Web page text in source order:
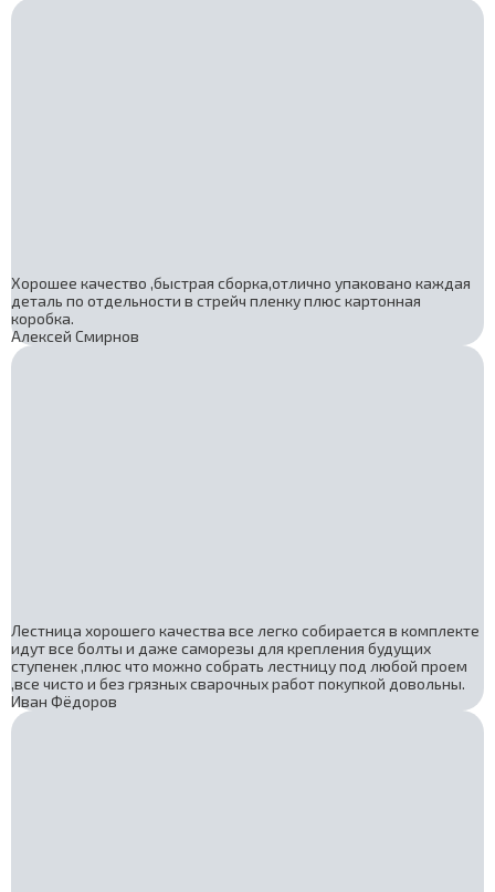
Хорошее качество ,быстрая сборка,отлично упаковано каждая
деталь по отдельности в стрейч пленку плюс картонная
коробка.
Алексей Смирнов
Лестница хорошего качества все легко собирается в комплекте
идут все болты и даже саморезы для крепления будущих
ступенек ,плюс что можно собрать лестницу под любой проем
,все чисто и без грязных сварочных работ покупкой довольны.
Иван Фёдоров